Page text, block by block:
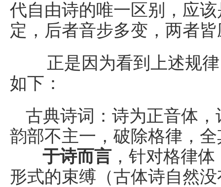
代自由诗的唯一区别，应
定，后者音步多变，两者
正是因为看到上述规律
如下：
古典诗词：诗为正音体
韵部不主一，破除格律，
于诗而言 ，针对格律
形式的束缚（古体诗自然